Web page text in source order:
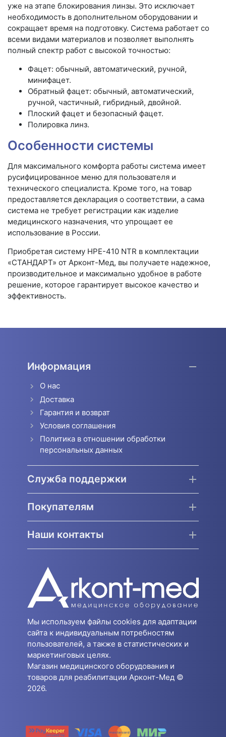
уже на этапе блокирования линзы. Это исключает
необходимость в дополнительном оборудовании и
сокращает время на подготовку. Система работает со
всеми видами материалов и позволяет выполнять
полный спектр работ с высокой точностью:
Фацет: обычный, автоматический, ручной,
минифацет.
Обратный фацет: обычный, автоматический,
ручной, частичный, гибридный, двойной.
Плоский фацет и безопасный фацет.
Полировка линз.
Особенности системы
Для максимального комфорта работы система имеет
русифицированное меню для пользователя и
технического специалиста. Кроме того, на товар
предоставляется декларация о соответствии, а сама
система не требует регистрации как изделие
медицинского назначения, что упрощает ее
использование в России.
Приобретая систему HPE-410 NTR в комплектации
«СТАНДАРТ» от Арконт-Мед, вы получаете надежное,
производительное и максимально удобное в работе
решение, которое гарантирует высокое качество и
эффективность.
Информация
О нас
Доставка
Гарантия и возврат
Условия соглашения
Политика в отношении обработки
персональных данных
Служба поддержки
Покупателям
Наши контакты
Мы используем файлы cookies для адаптации
сайта к индивидуальным потребностям
пользователей, а также в статистических и
маркетинговых целях.
Магазин медицинского оборудования и
товаров для реабилитации Арконт-Мед ©
2026.